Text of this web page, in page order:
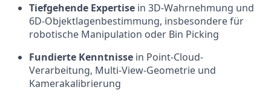
Tiefgehende Expertise in 3D-Wahrnehmung und
6D-Objektlagenbestimmung, insbesondere für
robotische Manipulation oder Bin Picking
Fundierte Kenntnisse in Point-Cloud-
Verarbeitung, Multi-View-Geometrie und
Kamerakalibrierung